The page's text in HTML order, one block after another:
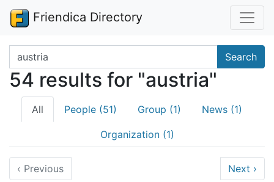
Friendica Directory
Search terms Search
54 results for "austria"
All People (51) Group (1) News (1)
Organization (1)
‹ Previous Next ›